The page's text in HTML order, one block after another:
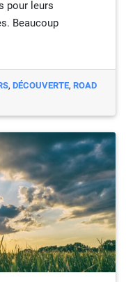
pour leurs
Beaucoup
, DÉCOUVERTE, ROAD